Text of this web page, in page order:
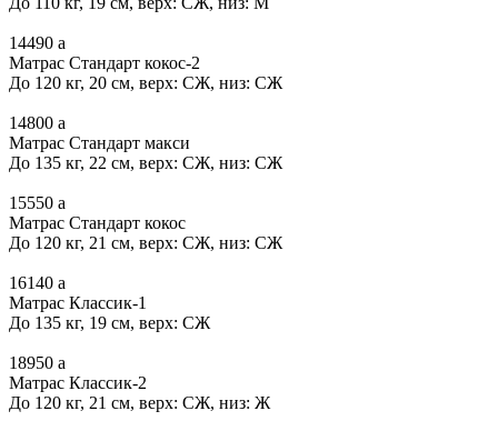
14490 a
Матрас Стандарт кокос-2
До 120 кг, 20 см, верх: СЖ, низ: СЖ
14800 a
Матрас Стандарт макси
До 135 кг, 22 см, верх: СЖ, низ: СЖ
15550 a
Матрас Стандарт кокос
До 120 кг, 21 см, верх: СЖ, низ: СЖ
16140 a
Матрас Классик-1
До 135 кг, 19 см, верх: СЖ
18950 a
Матрас Классик-2
До 120 кг, 21 см, верх: СЖ, низ: Ж